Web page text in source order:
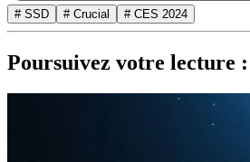
# SSD # Crucial # CES 2024
Poursuivez votre lecture :